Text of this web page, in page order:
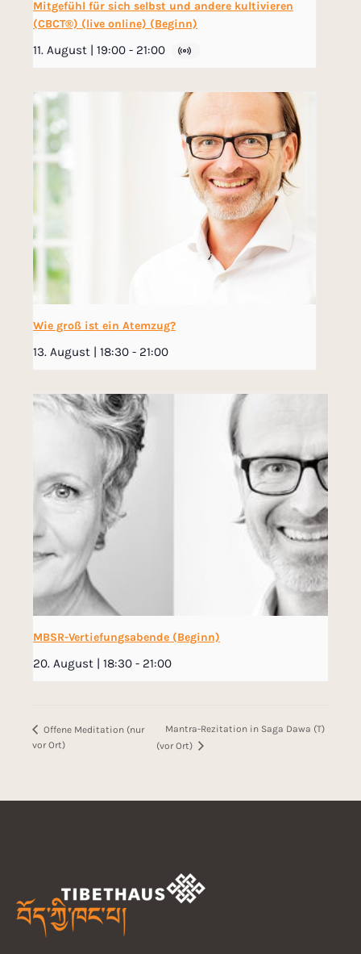
Mitgefühl für sich selbst und andere kultivieren
(CBCT®) (live online) (Beginn)
11. August | 19:00 - 21:00
Wie groß ist ein Atemzug?
13. August | 18:30 - 21:00
MBSR-Vertiefungsabende (Beginn)
20. August | 18:30 - 21:00
Offene Meditation (nur
vor Ort)
Mantra-Rezitation in Saga Dawa (T)
(vor Ort)